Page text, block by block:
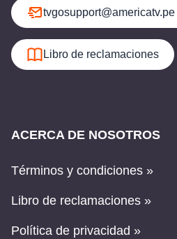
tvgosupport@americatv.pe
Libro de reclamaciones
ACERCA DE NOSOTROS
Términos y condiciones »
Libro de reclamaciones »
Política de privacidad »